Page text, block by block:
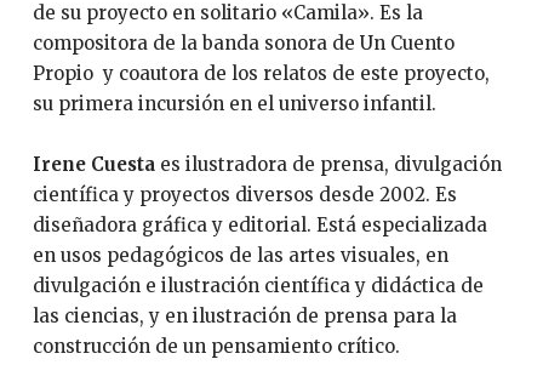
de su proyecto en solitario «Camila». Es la
compositora de la banda sonora de Un Cuento
Propio y coautora de los relatos de este proyecto,
su primera incursión en el universo infantil.
Irene Cuestaes ilustradora de prensa, divulgación
científica y proyectos diversos desde 2002. Es
diseñadora gráfica y editorial. Está especializada
en usos pedagógicos de las artes visuales, en
divulgación e ilustración científica y didáctica de
las ciencias, y en ilustración de prensa para la
construcción de un pensamiento crítico.